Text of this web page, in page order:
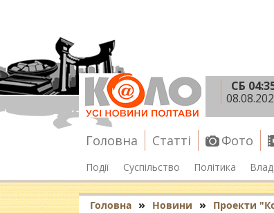
СБ
Головна Статті Фото
Події Суспільство Політика
Головна » Новини » Проекти